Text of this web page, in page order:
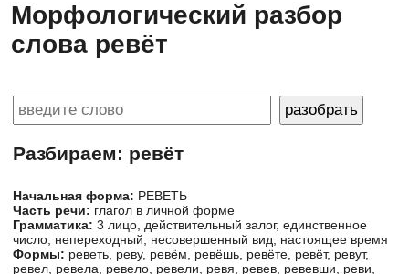
Морфологический разбор
слова ревёт
Разбираем: ревёт
Начальная форма: РЕВЕТЬ
Часть речи: глагол в личной форме
Грамматика: 3 лицо, действительный залог, единственное
число, непереходный, несовершенный вид, настоящее время
Формы: реветь, реву, ревём, ревёшь, ревёте, ревёт, ревут,
ревел, ревела, ревело, ревели, ревя, ревев, ревевши, реви,